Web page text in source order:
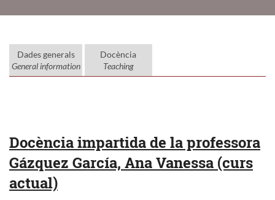
Dades generals
General information
Docència
Teaching
Docència impartida de la professora
Gázquez García, Ana Vanessa (curs
actual)